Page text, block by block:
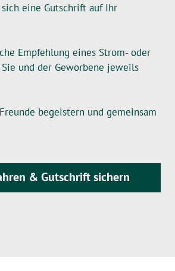
eine Gutschrift auf Ihr
Empfehlung eines Strom- oder
und der Geworbene jeweils
begeistern und gemeinsam
& Gutschrift sichern